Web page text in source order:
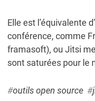
Elle est l’équivalente
conférence, comme
framasoft), ou Jitsi
sont saturées pour le
#outils open source #